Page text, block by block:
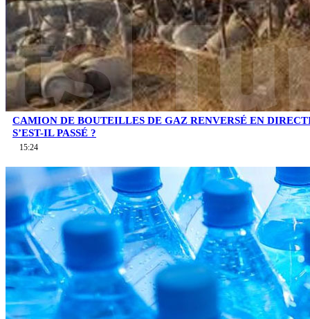
CAMION DE BOUTEILLES DE GAZ RENVERSÉ EN
S’EST-IL PASSÉ ?
15:24